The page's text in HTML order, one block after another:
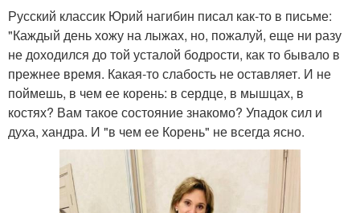
Русский классик Юрий нагибин писал как-то в письме:
"Каждый день хожу на лыжах, но, пожалуй, еще ни разу
не доходился до той усталой бодрости, как то бывало в
прежнее время. Какая-то слабость не оставляет. И не
поймешь, в чем ее корень: в сердце, в мышцах, в
костях? Вам такое состояние знакомо? Упадок сил и
духа, хандра. И "в чем ее Корень" не всегда ясно.